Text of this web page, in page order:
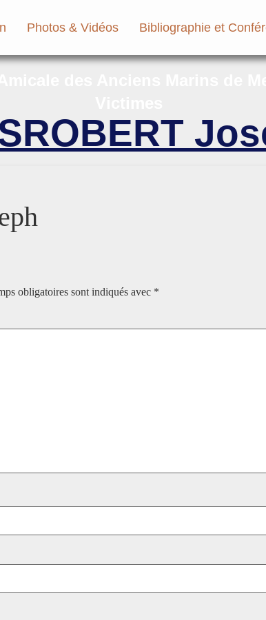
Photos & Vidéos Bibliographie et
obligatoires sont indiqués avec *